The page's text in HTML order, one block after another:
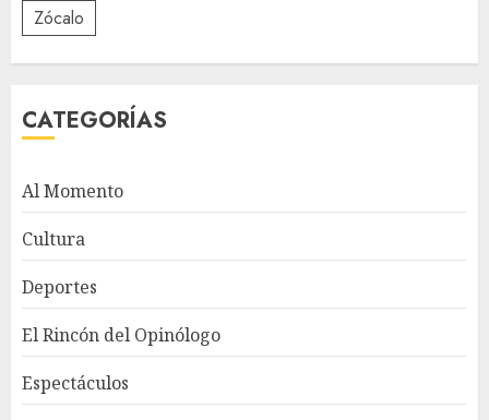
Zócalo
CATEGORÍAS
Al Momento
Cultura
Deportes
El Rincón del Opinólogo
Espectáculos